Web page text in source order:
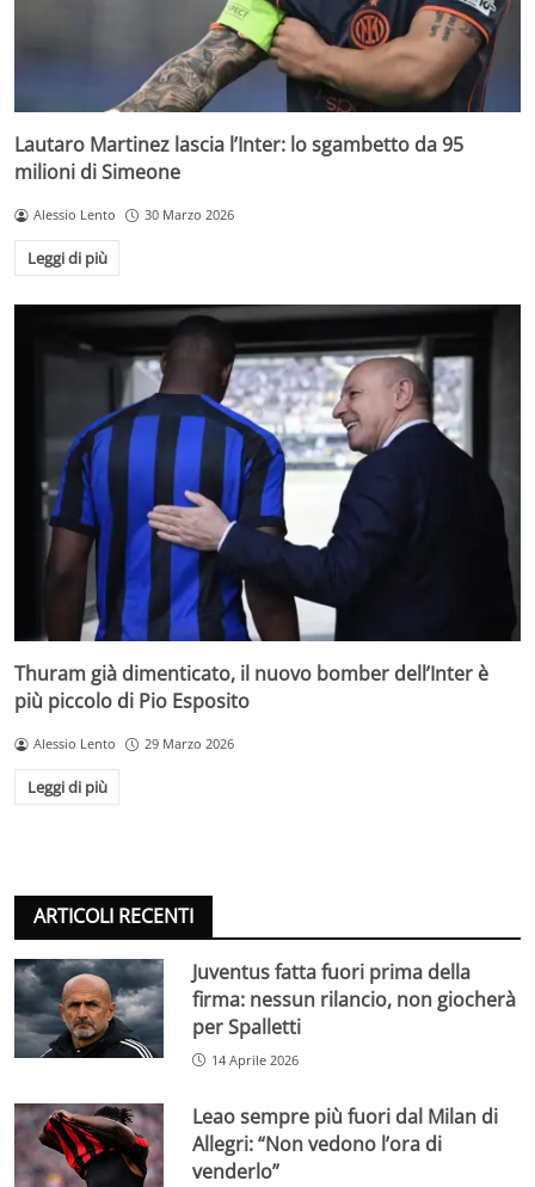
Lautaro Martinez lascia l’Inter: lo sgambetto da 95
milioni di Simeone
Alessio Lento 30 Marzo 2026
Leggi di più
Thuram già dimenticato, il nuovo bomber dell’Inter è
più piccolo di Pio Esposito
Alessio Lento 29 Marzo 2026
Leggi di più
ARTICOLI RECENTI
Juventus fatta fuori prima della
firma: nessun rilancio, non giocherà
per Spalletti
14 Aprile 2026
Leao sempre più fuori dal Milan di
Allegri: “Non vedono l’ora di
venderlo”